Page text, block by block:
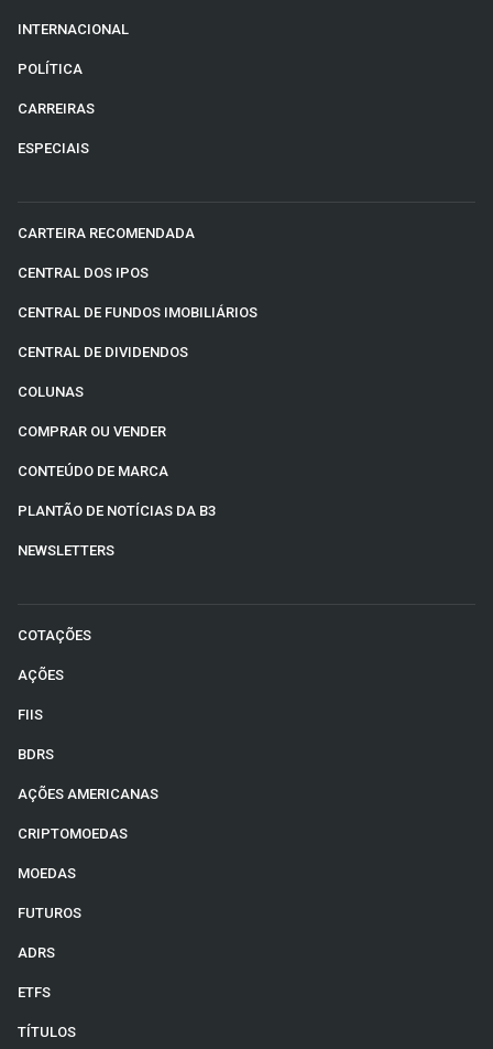
INTERNACIONAL
POLÍTICA
CARREIRAS
ESPECIAIS
CARTEIRA RECOMENDADA
CENTRAL DOS IPOS
CENTRAL DE FUNDOS IMOBILIÁRIOS
CENTRAL DE DIVIDENDOS
COLUNAS
COMPRAR OU VENDER
CONTEÚDO DE MARCA
PLANTÃO DE NOTÍCIAS DA B3
NEWSLETTERS
COTAÇÕES
AÇÕES
FIIS
BDRS
AÇÕES AMERICANAS
CRIPTOMOEDAS
MOEDAS
FUTUROS
ADRS
ETFS
TÍTULOS